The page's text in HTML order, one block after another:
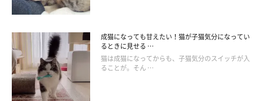
ればよいのでしょうか。
ゲーム要素を取り入れながらフードを与える
成猫になっても甘えたい！猫が子猫気分になってい
るときに見せる …
猫は成猫になってからも、子猫気分のスイッチが入
ることが。そん …